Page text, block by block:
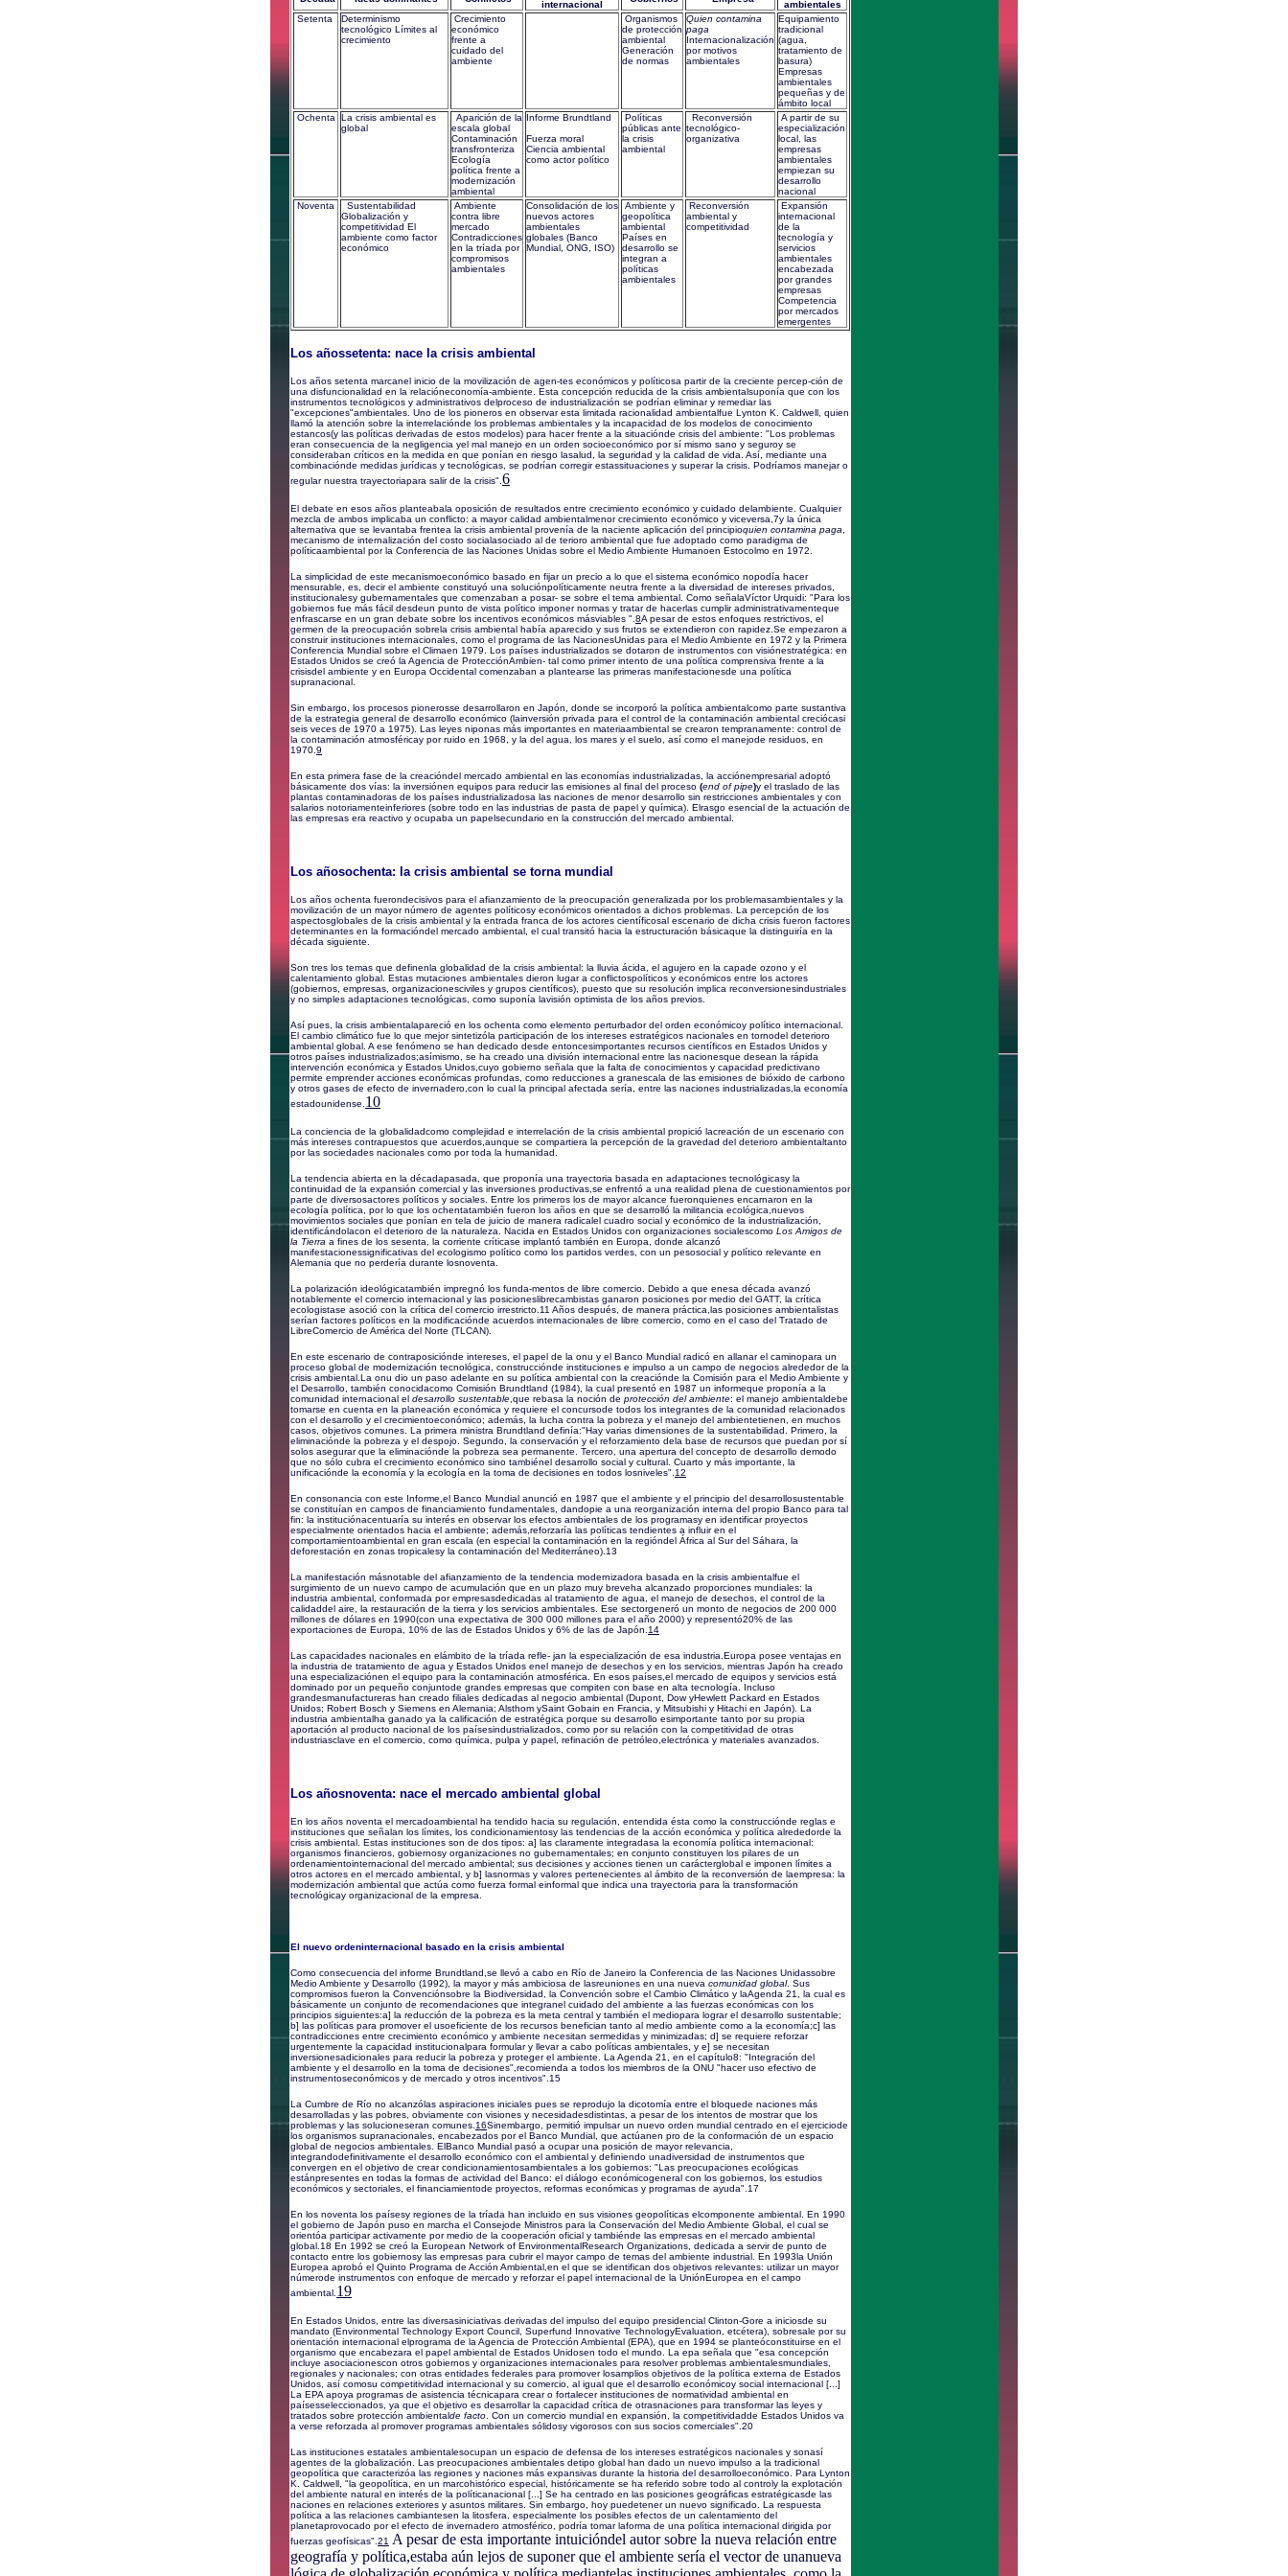
internacional
ambientales
Setenta
Determinismo
tecnológico Límites al
crecimiento
Crecimiento
económico
frente a
cuidado del
ambiente
Organismos
de protección
ambiental
Generación
de normas
Quien contamina
paga
Internacionalización
por motivos
ambientales
Equipamiento
tradicional
(agua,
tratamiento de
basura)
Empresas
ambientales
pequeñas y de
ámbito local
Ochenta
La crisis ambiental es
global
Aparición de la
escala global
Contaminación
transfronteriza
Ecología
política frente a
modernización
ambiental
Informe Brundtland
Fuerza moral
Ciencia ambiental
como actor político
Políticas
públicas ante
la crisis
ambiental
Reconversión
tecnológico-
organizativa
A partir de su
especialización
local, las
empresas
ambientales
empiezan su
desarrollo
nacional
Noventa
Sustentabilidad
Globalización y
competitividad El
ambiente como factor
económico
Ambiente
contra libre
mercado
Contradicciones
en la tríada por
compromisos
ambientales
Consolidación de los
nuevos actores
ambientales
globales (Banco
Mundial, ONG, ISO)
Ambiente y
geopolítica
ambiental
Países en
desarrollo se
integran a
políticas
ambientales
Reconversión
ambiental y
competitividad
Expansión
internacional
de la
tecnología y
servicios
ambientales
encabezada
por grandes
empresas
Competencia
por mercados
emergentes
Los añossetenta: nace la crisis ambiental
Los años setenta marcanel inicio de la movilización de agen-tes económicos y políticosa partir de la creciente percep-ción de
una disfuncionalidad en la relacióneconomía-ambiente. Esta concepción reducida de la crisis ambientalsuponía que con los
instrumentos tecnológicos y administrativos delproceso de industrialización se podrían eliminar y remediar las
"excepciones"ambientales. Uno de los pioneros en observar esta limitada racionalidad ambientalfue Lynton K. Caldwell, quien
llamó la atención sobre la interrelaciónde los problemas ambientales y la incapacidad de los modelos de conocimiento
estancos(y las políticas derivadas de estos modelos) para hacer frente a la situaciónde crisis del ambiente: "Los problemas
eran consecuencia de la negligencia yel mal manejo en un orden socioeconómico por sí mismo sano y seguroy se
consideraban críticos en la medida en que ponían en riesgo lasalud, la seguridad y la calidad de vida. Así, mediante una
combinaciónde medidas jurídicas y tecnológicas, se podrían corregir estassituaciones y superar la crisis. Podríamos manejar o
regular nuestra trayectoriapara salir de la crisis". 6
El debate en esos años planteabala oposición de resultados entre crecimiento económico y cuidado delambiente. Cualquier
mezcla de ambos implicaba un conflicto: a mayor calidad ambientalmenor crecimiento económico y viceversa, 7y la única
alternativa que se levantaba frentea la crisis ambiental provenía de la naciente aplicación del principioquien contamina paga
mecanismo de internalización del costo socialasociado al de terioro ambiental que fue adoptado como paradigma de
políticaambiental por la Conferencia de las Naciones Unidas sobre el Medio Ambiente Humanoen Estocolmo en 1972.
La simplicidad de este mecanismoeconómico basado en fijar un precio a lo que el sistema económico nopodía hacer
mensurable, es, decir el ambiente constituyó una soluciónpolíticamente neutra frente a la diversidad de intereses privados,
institucionalesy gubernamentales que comenzaban a posar- se sobre el tema ambiental. Como señalaVíctor Urquidi: "Para los
gobiernos fue más fácil desdeun punto de vista político imponer normas y tratar de hacerlas cumplir administrativamenteque
enfrascarse en un gran debate sobre los incentivos económicos másviables ". 8A pesar de estos enfoques restrictivos, el
germen de la preocupación sobrela crisis ambiental había aparecido y sus frutos se extendieron con rapidez.Se empezaron a
construir instituciones internacionales, como el programa de las NacionesUnidas para el Medio Ambiente en 1972 y la Primera
Conferencia Mundial sobre el Climaen 1979. Los países industrializados se dotaron de instrumentos con visiónestratégica: en
Estados Unidos se creó la Agencia de ProtecciónAmbien- tal como primer intento de una política comprensiva frente a la
crisisdel ambiente y en Europa Occidental comenzaban a plantearse las primeras manifestacionesde una política
supranacional.
Sin embargo, los procesos pionerosse desarrollaron en Japón, donde se incorporó la política ambientalcomo parte sustantiva
de la estrategia general de desarrollo económico (lainversión privada para el control de la contaminación ambiental creciócasi
seis veces de 1970 a 1975). Las leyes niponas más importantes en materiaambiental se crearon tempranamente: control de
la contaminación atmosféricay por ruido en 1968, y la del agua, los mares y el suelo, así como el manejode residuos, en
1970. 9
En esta primera fase de la creacióndel mercado ambiental en las economías industrializadas, la acciónempresarial adoptó
básicamente dos vías: la inversiónen equipos para reducir las emisiones al final del proceso (end of pipe)y el traslado de las
plantas contaminadoras de los países industrializadosa las naciones de menor desarrollo sin restricciones ambientales y con
salarios notoriamenteinferiores (sobre todo en las industrias de pasta de papel y química). Elrasgo esencial de la actuación de
las empresas era reactivo y ocupaba un papelsecundario en la construcción del mercado ambiental.
Los añosochenta: la crisis ambiental se torna mundial
Los años ochenta fuerondecisivos para el afianzamiento de la preocupación generalizada por los problemasambientales y la
movilización de un mayor número de agentes políticosy económicos orientados a dichos problemas. La percepción de los
aspectosglobales de la crisis ambiental y la entrada franca de los actores científicosal escenario de dicha crisis fueron factores
determinantes en la formacióndel mercado ambiental, el cual transitó hacia la estructuración básicaque la distinguiría en la
década siguiente.
Son tres los temas que definenla globalidad de la crisis ambiental: la lluvia ácida, el agujero en la capade ozono y el
calentamiento global. Estas mutaciones ambientales dieron lugar a conflictospolíticos y económicos entre los actores
(gobiernos, empresas, organizacionesciviles y grupos científicos), puesto que su resolución implica reconversionesindustriales
y no simples adaptaciones tecnológicas, como suponía lavisión optimista de los años previos.
Así pues, la crisis ambientalapareció en los ochenta como elemento perturbador del orden económicoy político internacional.
El cambio climático fue lo que mejor sintetizóla participación de los intereses estratégicos nacionales en tornodel deterioro
ambiental global. A ese fenómeno se han dedicado desde entoncesimportantes recursos científicos en Estados Unidos y
otros países industrializados;asímismo, se ha creado una división internacional entre las nacionesque desean la rápida
intervención económica y Estados Unidos,cuyo gobierno señala que la falta de conocimientos y capacidad predictivano
permite emprender acciones económicas profundas, como reducciones a granescala de las emisiones de bióxido de carbono
y otros gases de efecto de invernadero,con lo cual la principal afectada sería, entre las naciones industrializadas,la economía
estadounidense. 10
La conciencia de la globalidadcomo complejidad e interrelación de la crisis ambiental propició lacreación de un escenario con
más intereses contrapuestos que acuerdos,aunque se compartiera la percepción de la gravedad del deterioro ambientaltanto
por las sociedades nacionales como por toda la humanidad.
La tendencia abierta en la décadapasada, que proponía una trayectoria basada en adaptaciones tecnológicasy la
continuidad de la expansión comercial y las inversiones productivas,se enfrentó a una realidad plena de cuestionamientos por
parte de diversosactores políticos y sociales. Entre los primeros los de mayor alcance fueronquienes encarnaron en la
ecología política, por lo que los ochentatambién fueron los años en que se desarrolló la militancia ecológica,nuevos
movimientos sociales que ponían en tela de juicio de manera radicalel cuadro social y económico de la industrialización,
identificándolacon el deterioro de la naturaleza. Nacida en Estados Unidos con organizaciones socialescomo Los Amigos de
la Tierra a fines de los sesenta, la corriente críticase implantó también en Europa, donde alcanzó
manifestacionessignificativas del ecologismo político como los partidos verdes, con un pesosocial y político relevante en
Alemania que no perdería durante losnoventa.
La polarización ideológicatambién impregnó los funda-mentos de libre comercio. Debido a que enesa década avanzó
notablemente el comercio internacional y las posicioneslibrecambistas ganaron posiciones por medio del GATT, la crítica
ecologistase asoció con la crítica del comercio irrestricto. 11 Años después, de manera práctica,las posiciones ambientalistas
serían factores políticos en la modificaciónde acuerdos internacionales de libre comercio, como en el caso del Tratado de
LibreComercio de América del Norte (TLCAN).
En este escenario de contraposiciónde intereses, el papel de la onu y el Banco Mundial radicó en allanar el caminopara un
proceso global de modernización tecnológica, construcciónde instituciones e impulso a un campo de negocios alrededor de la
crisis ambiental.La onu dio un paso adelante en su política ambiental con la creaciónde la Comisión para el Medio Ambiente y
el Desarrollo, también conocidacomo Comisión Brundtland (1984), la cual presentó en 1987 un informeque proponía a la
comunidad internacional el desarrollo sustentable ,que rebasa la noción de protección del ambiente: el manejo ambientaldebe
tomarse en cuenta en la planeación económica y requiere el concursode todos los integrantes de la comunidad relacionados
con el desarrollo y el crecimientoeconómico; además, la lucha contra la pobreza y el manejo del ambientetienen, en muchos
casos, objetivos comunes. La primera ministra Brundtland definía:"Hay varias dimensiones de la sustentabilidad. Primero, la
eliminaciónde la pobreza y el despojo. Segundo, la conservación y el reforzamiento dela base de recursos que puedan por sí
solos asegurar que la eliminaciónde la pobreza sea permanente. Tercero, una apertura del concepto de desarrollo demodo
que no sólo cubra el crecimiento económico sino tambiénel desarrollo social y cultural. Cuarto y más importante, la
unificaciónde la economía y la ecología en la toma de decisiones en todos losniveles". 12
En consonancia con este Informe,el Banco Mundial anunció en 1987 que el ambiente y el principio del desarrollosustentable
se constituían en campos de financiamiento fundamentales, dandopie a una reorganización interna del propio Banco para tal
fin: la instituciónacentuaría su interés en observar los efectos ambientales de los programasy en identificar proyectos
especialmente orientados hacia el ambiente; además,reforzaría las políticas tendientes a influir en el
comportamientoambiental en gran escala (en especial la contaminación en la regióndel África al Sur del Sáhara, la
deforestación en zonas tropicalesy la contaminación del Mediterráneo). 13
La manifestación másnotable del afianzamiento de la tendencia modernizadora basada en la crisis ambientalfue el
surgimiento de un nuevo campo de acumulación que en un plazo muy breveha alcanzado proporciones mundiales: la
industria ambiental, conformada por empresasdedicadas al tratamiento de agua, el manejo de desechos, el control de la
calidaddel aire, la restauración de la tierra y los servicios ambientales. Ese sectorgeneró un monto de negocios de 200 000
millones de dólares en 1990(con una expectativa de 300 000 millones para el año 2000) y representó20% de las
exportaciones de Europa, 10% de las de Estados Unidos y 6% de las de Japón. 14
Las capacidades nacionales en elámbito de la tríada refle- jan la especialización de esa industria.Europa posee ventajas en
la industria de tratamiento de agua y Estados Unidos enel manejo de desechos y en los servicios, mientras Japón ha creado
una especializaciónen el equipo para la contaminación atmosférica. En esos países,el mercado de equipos y servicios está
dominado por un pequeño conjuntode grandes empresas que compiten con base en alta tecnología. Incluso
grandesmanufactureras han creado filiales dedicadas al negocio ambiental (Dupont, Dow yHewlett Packard en Estados
Unidos; Robert Bosch y Siemens en Alemania; Alsthom ySaint Gobain en Francia, y Mitsubishi y Hitachi en Japón). La
industria ambientalha ganado ya la calificación de estratégica porque su desarrollo esimportante tanto por su propia
aportación al producto nacional de los paísesindustrializados, como por su relación con la competitividad de otras
industriasclave en el comercio, como química, pulpa y papel, refinación de petróleo,electrónica y materiales avanzados.
Los añosnoventa: nace el mercado ambiental global
En los años noventa el mercadoambiental ha tendido hacia su regulación, entendida ésta como la construcciónde reglas e
instituciones que señalan los límites, los condicionamientosy las tendencias de la acción económica y política alrededorde la
crisis ambiental. Estas instituciones son de dos tipos: a] las claramente integradasa la economía política internacional:
organismos financieros, gobiernosy organizaciones no gubernamentales; en conjunto constituyen los pilares de un
ordenamientointernacional del mercado ambiental; sus decisiones y acciones tienen un carácterglobal e imponen límites a
otros actores en el mercado ambiental, y b] lasnormas y valores pertenecientes al ámbito de la reconversión de laempresa: la
modernización ambiental que actúa como fuerza formal einformal que indica una trayectoria para la transformación
tecnológicay organizacional de la empresa.
El nuevo ordeninternacional basado en la crisis ambiental
Como consecuencia del informe Brundtland,se llevó a cabo en Río de Janeiro la Conferencia de las Naciones Unidassobre
Medio Ambiente y Desarrollo (1992), la mayor y más ambiciosa de lasreuniones en una nueva comunidad global. Sus
compromisos fueron la Convenciónsobre la Biodiversidad, la Convención sobre el Cambio Climático y laAgenda 21, la cual es
básicamente un conjunto de recomendaciones que integranel cuidado del ambiente a las fuerzas económicas con los
principios siguientes:a] la reducción de la pobreza es la meta central y también el mediopara lograr el desarrollo sustentable;
b] las políticas para promover el usoeficiente de los recursos benefician tanto al medio ambiente como a la economía;c] las
contradicciones entre crecimiento económico y ambiente necesitan sermedidas y minimizadas; d] se requiere reforzar
urgentemente la capacidad institucionalpara formular y llevar a cabo políticas ambientales, y e] se necesitan
inversionesadicionales para reducir la pobreza y proteger el ambiente. La Agenda 21, en el capítulo8: "Integración del
ambiente y el desarrollo en la toma de decisiones",recomienda a todos los miembros de la ONU "hacer uso efectivo de
instrumentoseconómicos y de mercado y otros incentivos". 15
La Cumbre de Río no alcanzólas aspiraciones iniciales pues se reprodujo la dicotomía entre el bloquede naciones más
desarrolladas y las pobres, obviamente con visiones y necesidadesdistintas, a pesar de los intentos de mostrar que los
problemas y las solucioneseran comunes. 16Sinembargo, permitió impulsar un nuevo orden mundial centrado en el ejerciciode
los organismos supranacionales, encabezados por el Banco Mundial, que actúanen pro de la conformación de un espacio
global de negocios ambientales. ElBanco Mundial pasó a ocupar una posición de mayor relevancia,
integrandodefinitivamente el desarrollo económico con el ambiental y definiendo unadiversidad de instrumentos que
convergen en el objetivo de crear condicionamientosambientales a los gobiernos: "Las preocupaciones ecológicas
estánpresentes en todas la formas de actividad del Banco: el diálogo económicogeneral con los gobiernos, los estudios
económicos y sectoriales, el financiamientode proyectos, reformas económicas y programas de ayuda". 17
En los noventa los paísesy regiones de la tríada han incluido en sus visiones geopolíticas elcomponente ambiental. En 1990
el gobierno de Japón puso en marcha el Consejode Ministros para la Conservación del Medio Ambiente Global, el cual se
orientóa participar activamente por medio de la cooperación oficial y tambiénde las empresas en el mercado ambiental
global. 18 En 1992 se creó la European Network of EnvironmentalResearch Organizations, dedicada a servir de punto de
contacto entre los gobiernosy las empresas para cubrir el mayor campo de temas del ambiente industrial. En 1993la Unión
Europea aprobó el Quinto Programa de Acción Ambiental,en el que se identifican dos objetivos relevantes: utilizar un mayor
númerode instrumentos con enfoque de mercado y reforzar el papel internacional de la UniónEuropea en el campo
ambiental. 19
En Estados Unidos, entre las diversasiniciativas derivadas del impulso del equipo presidencial Clinton-Gore a iniciosde su
mandato (Environmental Technology Export Council, Superfund Innovative TechnologyEvaluation, etcétera), sobresale por su
orientación internacional elprograma de la Agencia de Protección Ambiental (EPA), que en 1994 se planteóconstituirse en el
organismo que encabezara el papel ambiental de Estados Unidosen todo el mundo. La epa señala que "esa concepción
incluye asociacionescon otros gobiernos y organizaciones internacionales para resolver problemas ambientalesmundiales,
regionales y nacionales; con otras entidades federales para promover losamplios objetivos de la política externa de Estados
Unidos, así comosu competitividad internacional y su comercio, al igual que el desarrollo económicoy social internacional [...]
La EPA apoya programas de asistencia técnicapara crear o fortalecer instituciones de normatividad ambiental en
paísesseleccionados, ya que el objetivo es desarrollar la capacidad crítica de otrasnaciones para transformar las leyes y
tratados sobre protección ambientalde facto . Con un comercio mundial en expansión, la competitividadde Estados Unidos va
a verse reforzada al promover programas ambientales sólidosy vigorosos con sus socios comerciales". 20
Las instituciones estatales ambientalesocupan un espacio de defensa de los intereses estratégicos nacionales y sonasí
agentes de la globalización. Las preocupaciones ambientales detipo global han dado un nuevo impulso a la tradicional
geopolítica que caracterizóa las regiones y naciones más expansivas durante la historia del desarrolloeconómico. Para Lynton
K. Caldwell, "la geopolítica, en un marcohistórico especial, históricamente se ha referido sobre todo al controly la explotación
del ambiente natural en interés de la políticanacional [...] Se ha centrado en las posiciones geográficas estratégicasde las
naciones en relaciones exteriores y asuntos militares. Sin embargo, hoy puedetener un nuevo significado. La respuesta
política a las relaciones cambiantesen la litosfera, especialmente los posibles efectos de un calentamiento del
planetaprovocado por el efecto de invernadero atmosférico, podría tomar laforma de una política internacional dirigida por
fuerzas geofísicas". 21 A pesar de esta importante intuicióndel autor sobre la nueva relación entre
geografía y política,estaba aún lejos de suponer que el ambiente sería el vector de unanueva